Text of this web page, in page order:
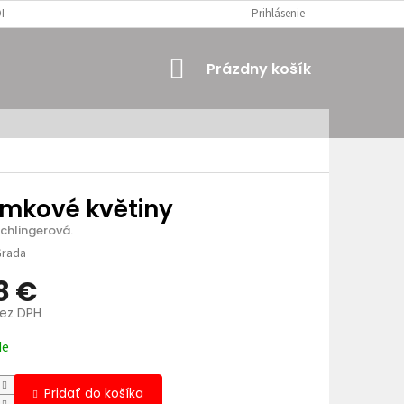
Prihlásenie
NÁKUPNÝ
Prázdny košík
květiny
€
DPH
Pridať do košíka